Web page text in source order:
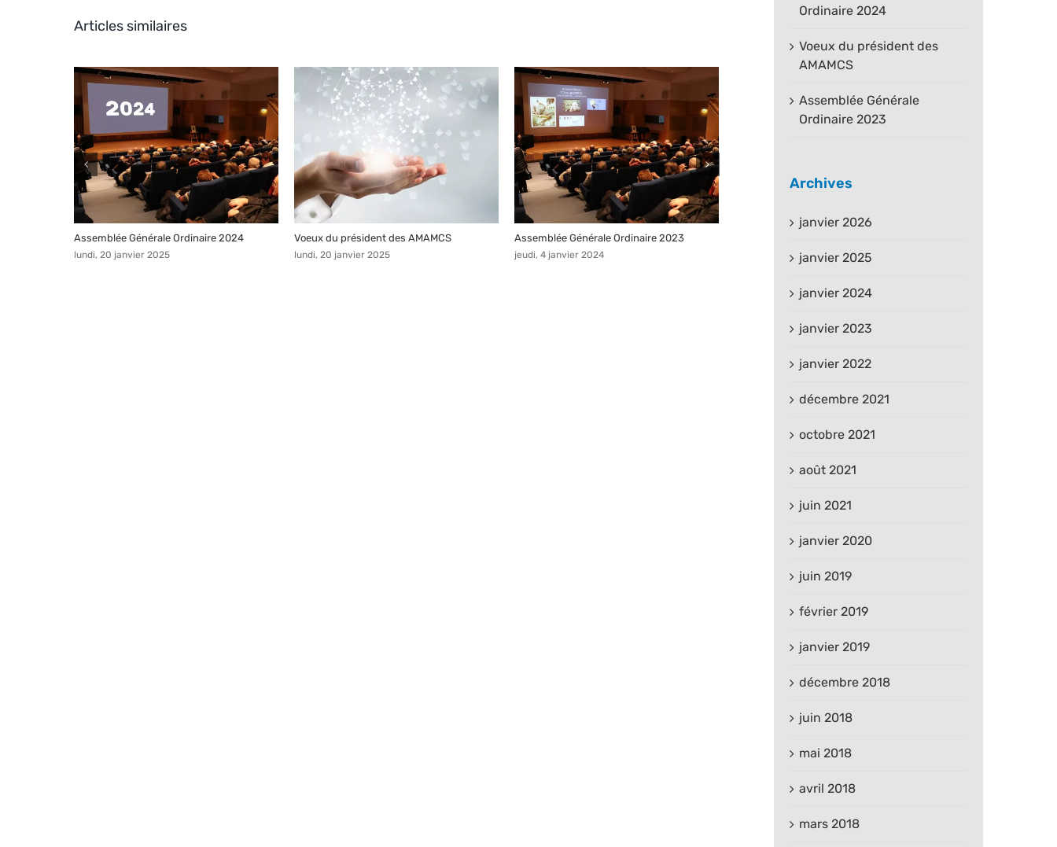
Articles similaires
Assemblée Générale Ordinaire 2024
lundi, 20 janvier 2025
Voeux du président des AMAMCS
lundi, 20 janvier 2025
Assemblée Générale Ordinaire 2023
jeudi, 4 janvier 2024
Ordinaire 2024
Voeux du président des
AMAMCS
Assemblée Générale
Ordinaire 2023
Archives
janvier 2026
janvier 2025
janvier 2024
janvier 2023
janvier 2022
décembre 2021
octobre 2021
août 2021
juin 2021
janvier 2020
juin 2019
février 2019
janvier 2019
décembre 2018
juin 2018
mai 2018
avril 2018
mars 2018